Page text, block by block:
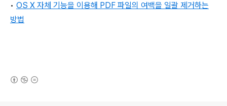
• OS X 자체 기능을 이용해 PDF 파일의 여백을 일괄 제거하는
방법